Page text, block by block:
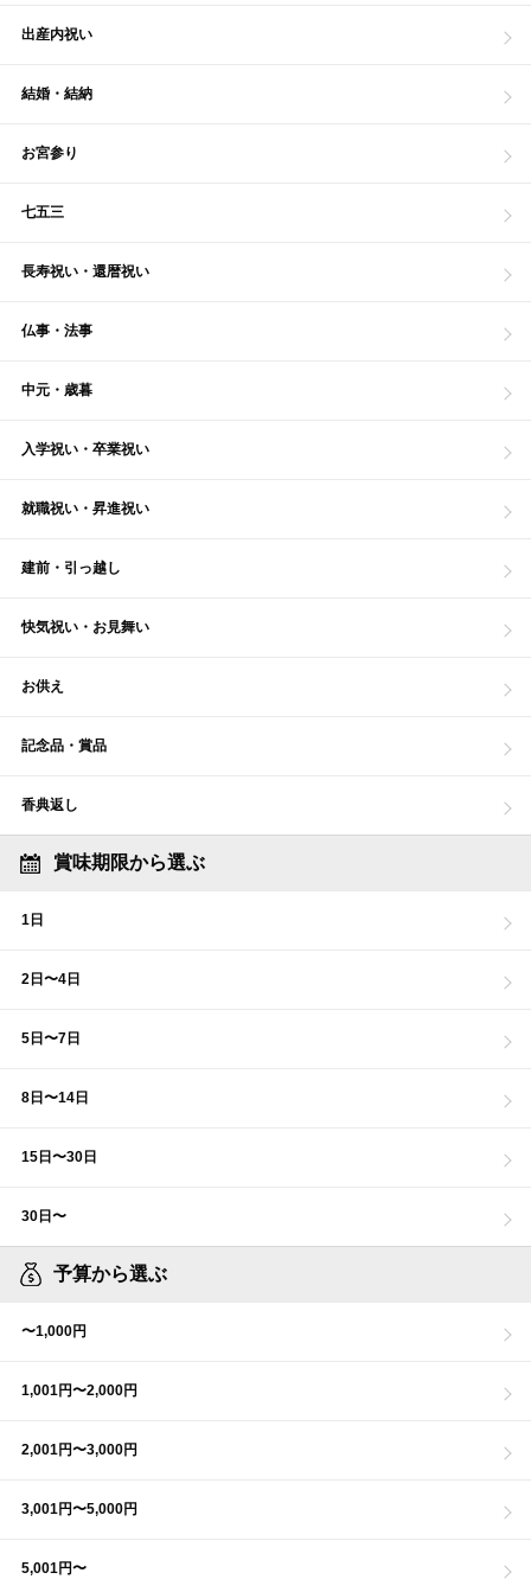
出産内祝い
結婚・結納
お宮参り
七五三
長寿祝い・還暦祝い
仏事・法事
中元・歳暮
入学祝い・卒業祝い
就職祝い・昇進祝い
建前・引っ越し
快気祝い・お見舞い
お供え
記念品・賞品
香典返し
賞味期限から選ぶ
1日
2日〜4日
5日〜7日
8日〜14日
15日〜30日
30日〜
予算から選ぶ
〜1,000円
1,001円〜2,000円
2,001円〜3,000円
3,001円〜5,000円
5,001円〜